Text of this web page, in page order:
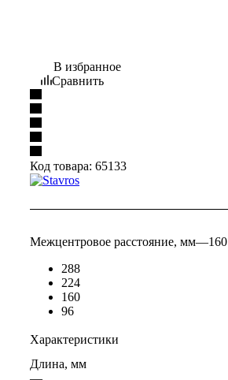
В избранное
Сравнить
Код товара: 65133
Межцентровое расстояние, мм—160
288
224
160
96
Характеристики
Длина, мм